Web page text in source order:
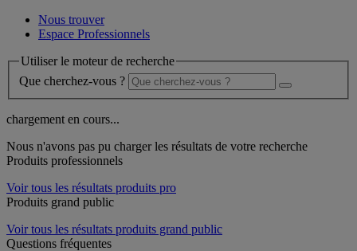
Nous trouver
Espace Professionnels
Utiliser le moteur de recherche
Que cherchez-vous ?
chargement en cours...
Nous n'avons pas pu charger les résultats de votre recherche
Produits professionnels
Voir tous les résultats produits pro
Produits grand public
Voir tous les résultats produits grand public
Questions fréquentes